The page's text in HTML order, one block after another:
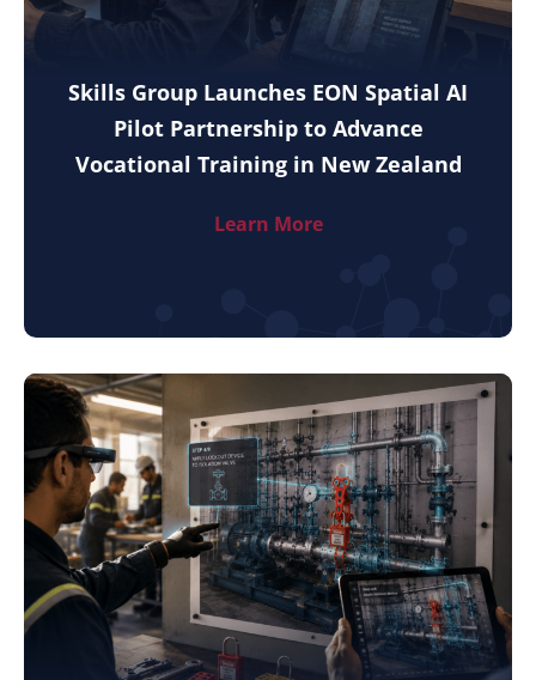
Skills Group Launches EON Spatial AI
Pilot Partnership to Advance
Vocational Training in New Zealand
Learn More